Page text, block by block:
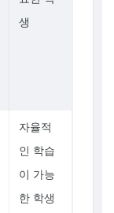
생
자율적
인 학습
이 가능
한 학생